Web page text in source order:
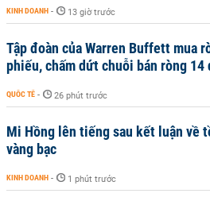
KINH DOANH - 13 giờ trước
Tập đoàn của Warren Buffett mua
phiếu, chấm dứt chuỗi bán ròng 14
QUỐC TẾ - 26 phút trước
Mi Hồng lên tiếng sau kết luận về
vàng bạc
KINH DOANH - 1 phút trước